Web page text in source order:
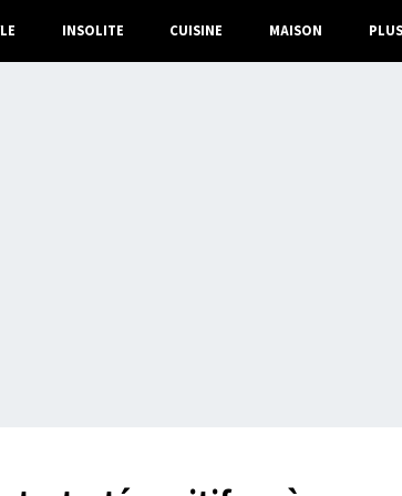
INSOLITE CUISINE MAISON PLUS